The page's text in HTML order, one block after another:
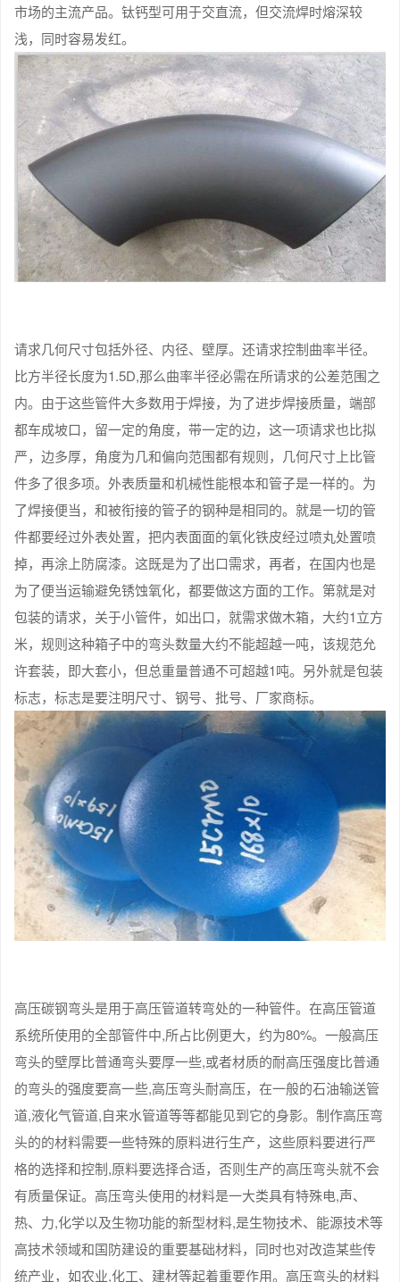
市场的主流产品。钛钙型可用于交直流，但交流焊时熔深较
浅，同时容易发红。
请求几何尺寸包括外径、内径、壁厚。还请求控制曲率半径。
比方半径长度为1.5D,那么曲率半径必需在所请求的公差范围之
内。由于这些管件大多数用于焊接，为了进步焊接质量，端部
都车成坡口，留一定的角度，带一定的边，这一项请求也比拟
严，边多厚，角度为几和偏向范围都有规则，几何尺寸上比管
件多了很多项。外表质量和机械性能根本和管子是一样的。为
了焊接便当，和被衔接的管子的钢种是相同的。就是一切的管
件都要经过外表处置，把内表面面的氧化铁皮经过喷丸处置喷
掉，再涂上防腐漆。这既是为了出口需求，再者，在国内也是
为了便当运输避免锈蚀氧化，都要做这方面的工作。第就是对
包装的请求，关于小管件，如出口，就需求做木箱，大约1立方
米，规则这种箱子中的弯头数量大约不能超越一吨，该规范允
许套装，即大套小，但总重量普通不可超越1吨。另外就是包装
标志，标志是要注明尺寸、钢号、批号、厂家商标。
高压碳钢弯头是用于高压管道转弯处的一种管件。在高压管道
系统所使用的全部管件中,所占比例更大，约为80%。一般高压
弯头的壁厚比普通弯头要厚一些,或者材质的耐高压强度比普通
的弯头的强度要高一些,高压弯头耐高压，在一般的石油输送管
道,液化气管道,自来水管道等等都能见到它的身影。制作高压弯
头的的材料需要一些特殊的原料进行生产，这些原料要进行严
格的选择和控制,原料要选择合适，否则生产的高压弯头就不会
有质量保证。高压弯头使用的材料是一大类具有特殊电,声、
热、力,化学以及生物功能的新型材料,是生物技术、能源技术等
高技术领域和国防建设的重要基础材料，同时也对改造某些传
统产业，如农业,化工、建材等起着重要作用。高压弯头的材料